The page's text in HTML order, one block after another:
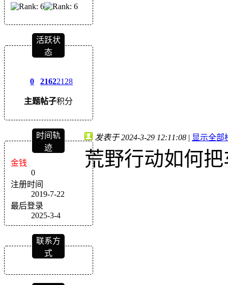
活跃状
态
0
主题
2162
帖子
2128
积分
时间轨
迹
金钱
0
注册时间
2019-7-22
最后登录
2025-3-4
联系方
式
发表于 2024-3-29 12:11:08 | 显示全部
荒野行动如何